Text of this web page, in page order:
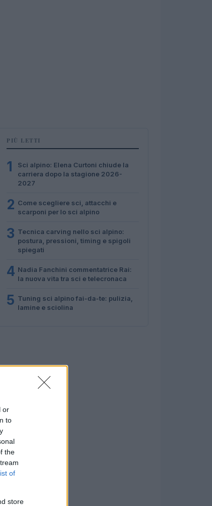
or
to
the
of
store
PIÙ LETTI
1
Sci alpino: Elena Curtoni chiude la
carriera dopo la stagione 2026-
2027
2 Come scegliere sci, attacchi e
scarponi per lo sci alpino
3 Tecnica carving nello sci alpino:
postura, pressioni, timing e spigoli
spiegati
4 Nadia Fanchini commentatrice Rai:
la nuova vita tra sci e telecronaca
5 Tuning sci alpino fai-da-te: pulizia,
lamine e sciolina